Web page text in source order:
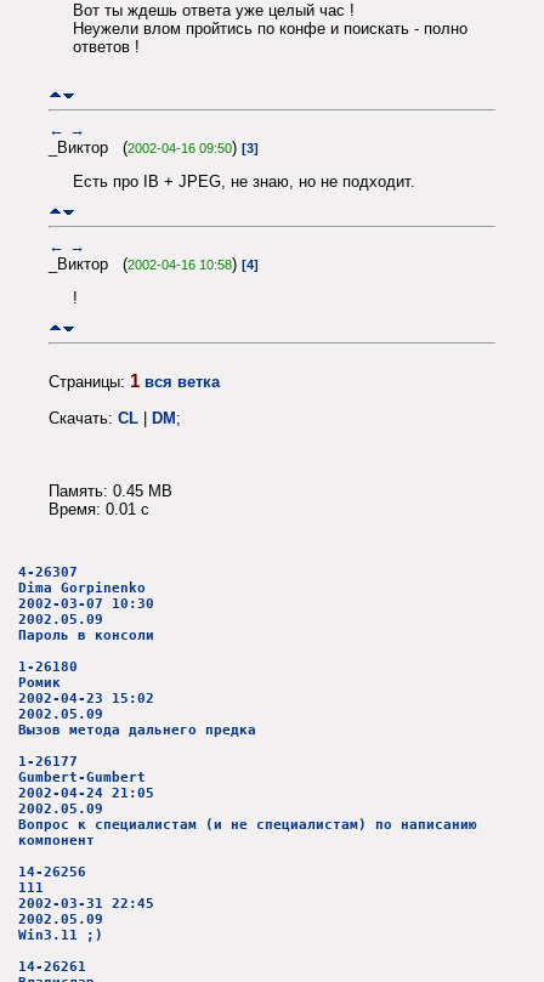
Вот ты ждешь ответа уже целый час !
Неужели влом пройтись по конфе и поискать - полно
ответов !
← →
_Виктор (2002-04-16 09:50) [3]
Есть про IB + JPEG, не знаю, но не подходит.
← →
_Виктор (2002-04-16 10:58) [4]
!
Страницы: 1 вся ветка
Скачать: CL | DM;
Память: 0.45 MB
Время: 0.01 c
4-26307
Dima Gorpinenko
2002-03-07 10:30
2002.05.09
Пароль в консоли
1-26180
Ромик
2002-04-23 15:02
2002.05.09
Вызов метода дальнего предка
1-26177
Gumbert-Gumbert
2002-04-24 21:05
2002.05.09
Вопрос к специалистам (и не специалистам) по написанию
компонент
14-26256
111
2002-03-31 22:45
2002.05.09
Win3.11 ;)
14-26261